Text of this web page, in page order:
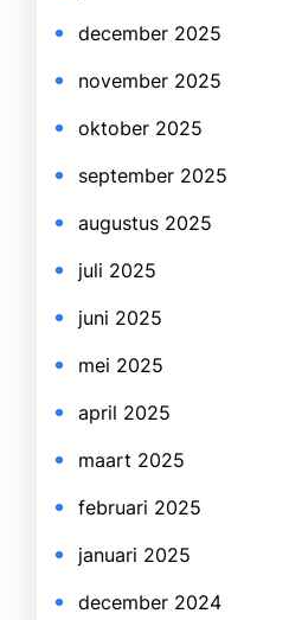
december 2025
november 2025
oktober 2025
september 2025
augustus 2025
juli 2025
juni 2025
mei 2025
april 2025
maart 2025
februari 2025
januari 2025
december 2024